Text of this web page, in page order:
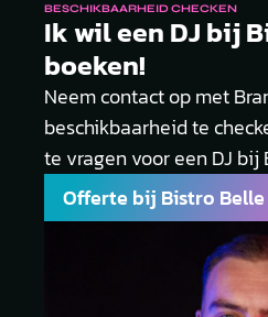
BESCHIKBAARHEID CHECKEN
Ik wil een DJ bij
boeken!
Neem contact op met
beschikbaarheid te
te vragen voor een DJ bij
Offerte bij Bistro